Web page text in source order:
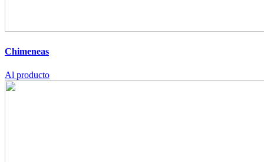
Chimeneas
Al producto